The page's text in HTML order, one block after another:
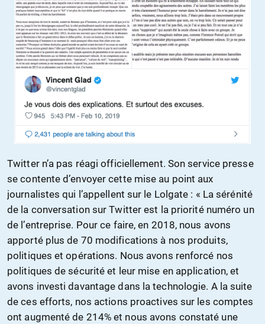
Twitter n’a pas réagi officiellement. Son service presse
se contente d’envoyer cette mise au point aux
journalistes qui l’appellent sur le Lolgate : « La sérénité
de la conversation sur Twitter est la priorité numéro un
de l’entreprise. Pour ce faire, en 2018, nous avons
apporté plus de 70 modifications à nos produits,
politiques et opérations. Nous avons renforcé nos
politiques de sécurité et leur mise en application, et
avons investi davantage dans la technologie. A la suite
de ces efforts, nos actions proactives sur les comptes
ont augmenté de 214% et nous avons constaté une